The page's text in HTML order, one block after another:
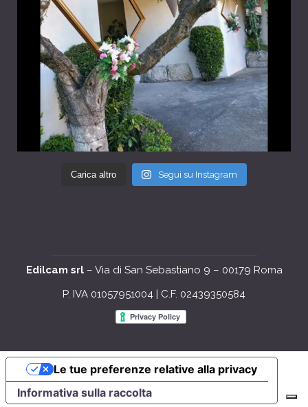
Carica altro Segui su Instagram
Edilcam srl– Via di San Sebastiano 9 – 00179 Roma
P. IVA 01057951004 | C.F. 02439350584
Informativa sulla raccolta
Le tue preferenze relative alla privacy